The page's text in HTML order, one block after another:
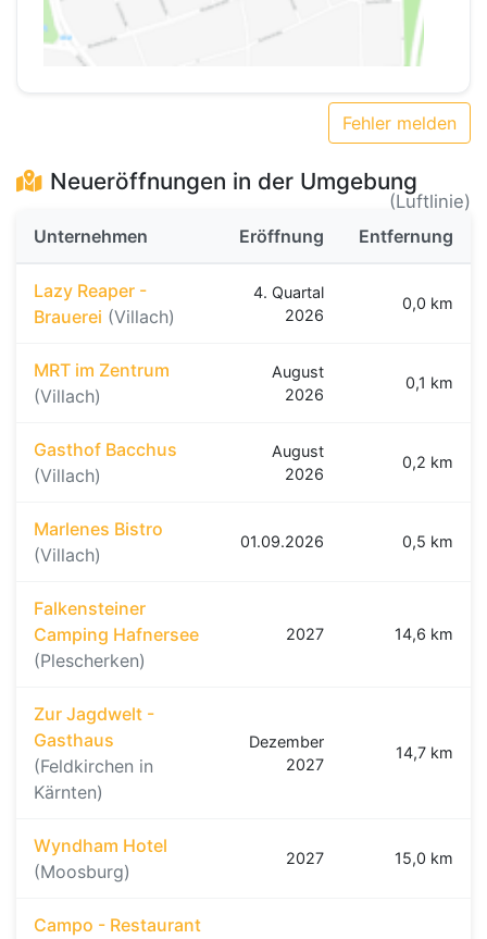
Fehler melden
Neueröffnungen in der Umgebung
(Luftlinie)
Unternehmen
Eröffnung Entfernung
Lazy Reaper -
Brauerei (Villach)
4. Quartal
2026
0,0 km
MRT im Zentrum
(Villach)
August
2026
0,1 km
Gasthof Bacchus
(Villach)
August
2026
0,2 km
Marlenes Bistro
(Villach)
01.09.2026 0,5 km
Falkensteiner
Camping Hafnersee
(Plescherken)
2027 14,6 km
Zur Jagdwelt -
Gasthaus
(Feldkirchen in
Kärnten)
Dezember
2027
14,7 km
Wyndham Hotel
(Moosburg)
2027 15,0 km
Campo - Restaurant